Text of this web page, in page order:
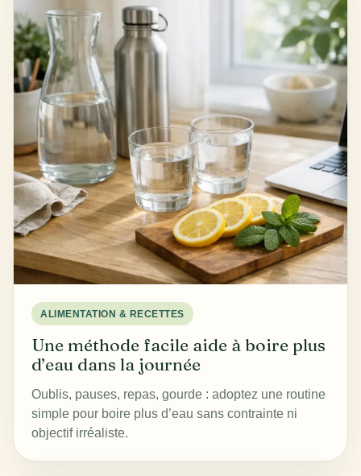
ALIMENTATION & RECETTES
Une méthode facile aide à boire plus
d’eau dans la journée
Oublis, pauses, repas, gourde : adoptez une routine
simple pour boire plus d’eau sans contrainte ni
objectif irréaliste.